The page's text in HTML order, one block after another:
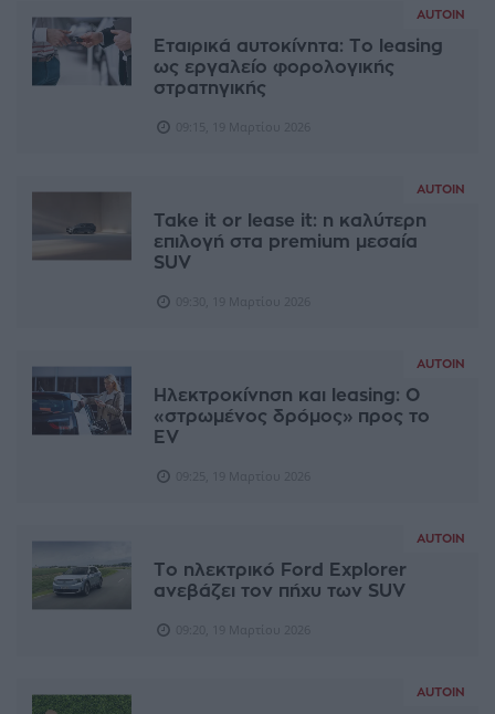
AUTOIN
Εταιρικά αυτοκίνητα: Το leasing
ως εργαλείο φορολογικής
στρατηγικής
AUTOIN
Take it or lease it: η καλύτερη
επιλογή στα premium μεσαία
SUV
AUTOIN
Ηλεκτροκίνηση και leasing: Ο
«στρωμένος δρόμος» προς το
EV
AUTOIN
Το ηλεκτρικό Ford Explorer
ανεβάζει τον πήχυ των SUV
AUTOIN